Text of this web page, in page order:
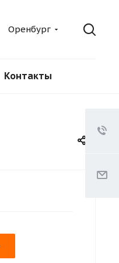
Оренбург
Контакты